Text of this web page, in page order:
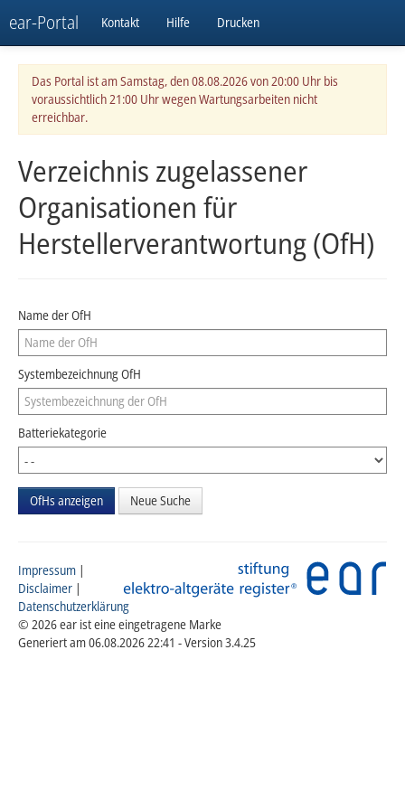
ear-Portal Kontakt Hilfe Drucken
Das Portal ist am Samstag, den 08.08.2026 von 20:00 Uhr bis
voraussichtlich 21:00 Uhr wegen Wartungsarbeiten nicht
erreichbar.
Verzeichnis zugelassener
Organisationen für
Herstellerverantwortung (OfH)
Name der OfH
Systembezeichnung OfH
Batteriekategorie
Neue Suche
Impressum |
Disclaimer |
Datenschutzerklärung
© 2026 ear ist eine eingetragene Marke
Generiert am 06.08.2026 22:41 - Version 3.4.25